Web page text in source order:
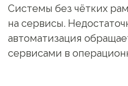
Системы без чётких
на сервисы.
автоматизация
сервисами в